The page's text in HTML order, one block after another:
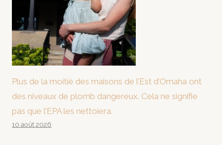
Plus de la moitié des maisons de l’Est d’Omaha ont
des niveaux de plomb dangereux. Cela ne signifie
pas que l’EPA les nettoiera.
10 août 2026